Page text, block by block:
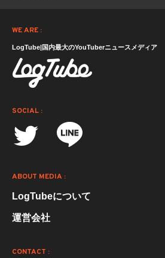
WE ARE :
LogTube|国内最大のYouTuberニュースメディア
SOCIAL :
ABOUT MEDIA :
LogTubeについて
運営会社
CONTACT :